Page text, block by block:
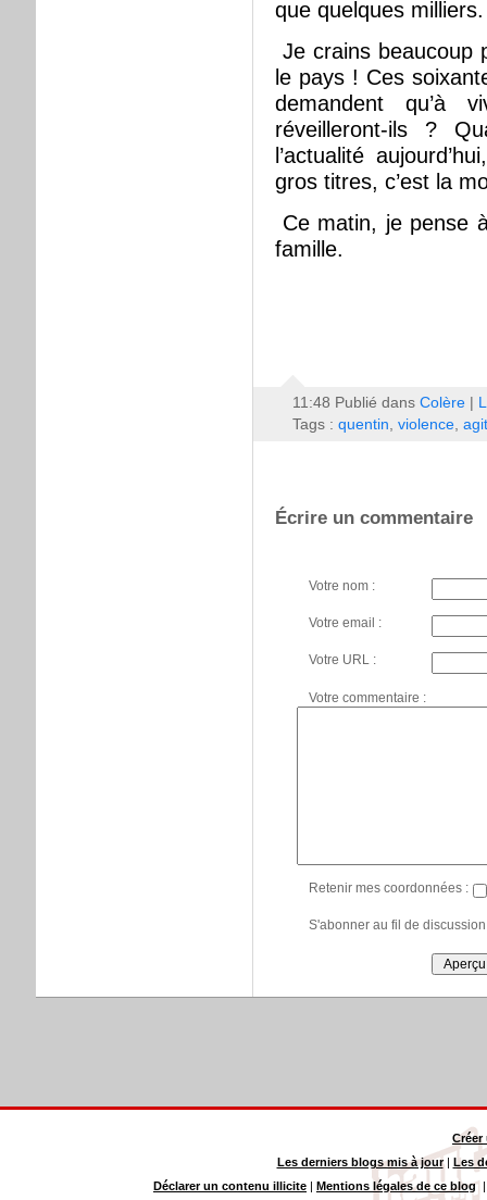
que quelques milliers.
Je crains beaucoup
le pays ! Ces
demandent qu’à
réveilleront-ils ?
l’actualité
gros titres, c’est la
Ce matin, je pense
famille.
11:48 Publié dans Colère|
Tags : quentin, violence,
Écrire un commentaire
Votre nom :
Votre email :
Votre URL :
Votre commentaire :
Retenir mes coordonnées :
S'abonner au fil de
Créer
Les derniers blogs mis à jour| Les
Déclarer un contenu illicite | Mentions légales de ce blog